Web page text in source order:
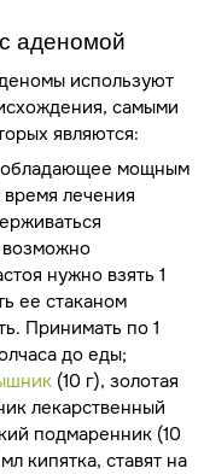
аденомой
используют
самыми
являются:
обладающее мощным
лечения
нужно взять 1
ее стаканом
Принимать по 1
до еды;
(10 г), золотая
лекарственный
подмаренник (10
кипятка, ставят на